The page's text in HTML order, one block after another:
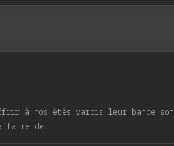
à nos étés varois leur bande-
de